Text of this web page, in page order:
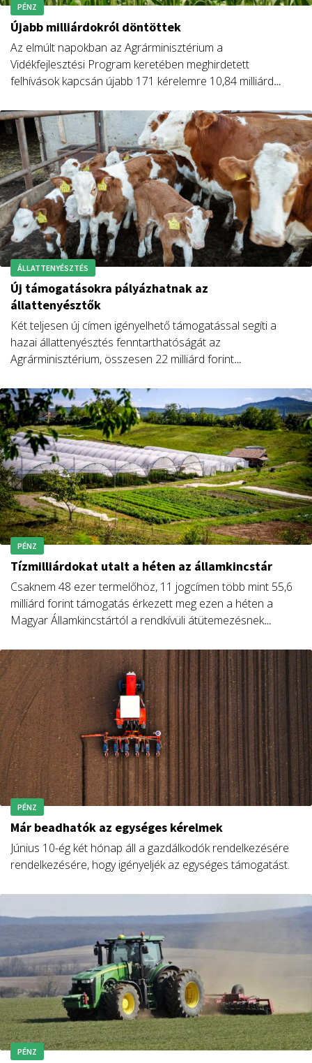
PÉNZ
Újabb milliárdokról döntöttek
Az elmúlt napokban az Agrárminisztérium a
Vidékfejlesztési Program keretében meghirdetett
felhívások kapcsán újabb 171 kérelemre 10,84 milliárd
ÁLLATTENYÉSZTÉS
Új támogatásokra pályázhatnak az
állattenyésztők
Két teljesen új címen igényelhető támogatással segíti a
hazai állattenyésztés fenntarthatóságát az
Agrárminisztérium, összesen 22 milliárd forint
PÉNZ
Tízmilliárdokat utalt a héten az államkincstár
Csaknem 48 ezer termelőhöz, 11 jogcímen több mint 55,6
milliárd forint támogatás érkezett meg ezen a héten a
Magyar Államkincstártól a rendkívüli átütemezésnek
PÉNZ
Már beadhatók az egységes kérelmek
Június 10-ég két hónap áll a gazdálkodók rendelkezésére
rendelkezésére, hogy igényeljék az egységes támogatást.
PÉNZ